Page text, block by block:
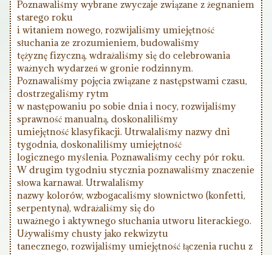
Poznawaliśmy wybrane zwyczaje związane z żegnaniem
starego roku
i witaniem nowego, rozwijaliśmy umiejętność
słuchania ze zrozumieniem, budowaliśmy
tężyznę fizyczną, wdrażaliśmy się do celebrowania
ważnych wydarzeń w gronie rodzinnym.
Poznawaliśmy pojęcia związane z następstwami czasu,
dostrzegaliśmy rytm
w następowaniu po sobie dnia i nocy, rozwijaliśmy
sprawność manualną, doskonaliliśmy
umiejętność klasyfikacji. Utrwalaliśmy nazwy dni
tygodnia, doskonaliliśmy umiejętność
logicznego myślenia. Poznawaliśmy cechy pór roku.
W drugim tygodniu stycznia poznawaliśmy znaczenie
słowa karnawał. Utrwalaliśmy
nazwy kolorów, wzbogacaliśmy słownictwo (konfetti,
serpentyna), wdrażaliśmy się do
uważnego i aktywnego słuchania utworu literackiego.
Używaliśmy chusty jako rekwizytu
tanecznego, rozwijaliśmy umiejętność łączenia ruchu z